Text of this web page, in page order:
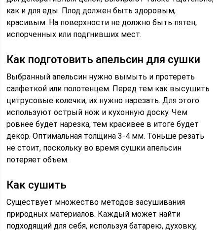
как и для еды. Плод должен быть здоровым,
красивым. На поверхности не должно быть пятен,
испорченных или подгнивших мест.
Как подготовить апельсин для сушки
Выбранный апельсин нужно вымыть и протереть
салфеткой или полотенцем. Перед тем как высушить
цитрусовые колечки, их нужно нарезать. Для этого
используют острый нож и кухонную доску. Чем
ровнее будет нарезка, тем красивее в итоге будет
декор. Оптимальная толщина 3-4 мм. Тоньше резать
не стоит, поскольку во время сушки апельсин
потеряет объем.
Как сушить
Существует множество методов засушивания
природных материалов. Каждый может найти
подходящий для себя, используя батарею, духовку,